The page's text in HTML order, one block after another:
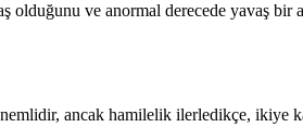
olduğunu ve anormal derecede yavaş
ancak hamilelik ilerledikçe, ikiye